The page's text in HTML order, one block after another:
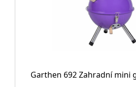
Garthen 692 Zahradní mini